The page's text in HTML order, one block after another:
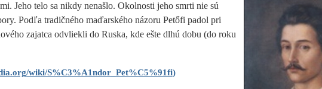
Jeho telo sa nikdy nenašlo. Okolnosti jeho smrti nie sú
Podľa tradičného maďarského názoru Petőfi padol pri
zajatca odvliekli do Ruska, kde ešte dlhú dobu (do roku
wiki/S%C3%A1ndor_Pet%C5%91fi)